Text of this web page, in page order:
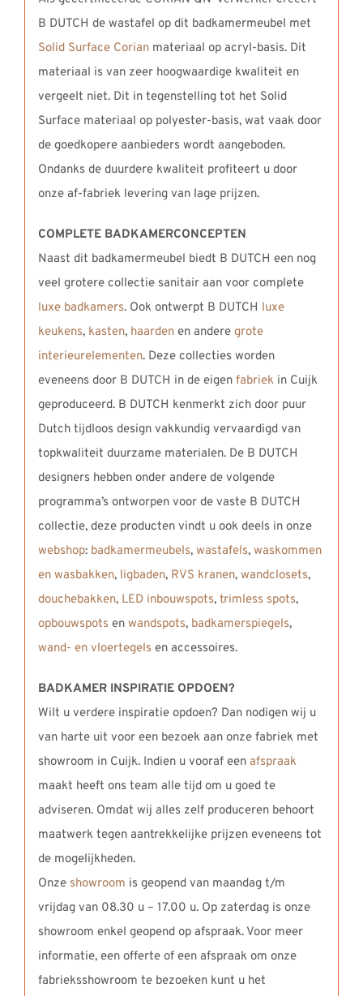
B DUTCH de wastafel op dit badkamermeubel met
Solid Surface Corianmateriaal op acryl-basis. Dit
materiaal is van zeer hoogwaardige kwaliteit en
vergeelt niet. Dit in tegenstelling tot het Solid
Surface materiaal op polyester-basis, wat vaak door
de goedkopere aanbieders wordt aangeboden.
Ondanks de duurdere kwaliteit profiteert u door
onze af-fabriek levering van lage prijzen.
COMPLETE BADKAMERCONCEPTEN
Naast dit badkamermeubel biedt B DUTCH een nog
veel grotere collectie sanitair aan voor complete
luxe badkamers. Ook ontwerpt B DUTCH luxe
keukens, kasten, haardenen andere grote
interieurelementen. Deze collecties worden
eveneens door B DUTCH in de eigen fabriekin Cuijk
geproduceerd. B DUTCH kenmerkt zich door puur
Dutch tijdloos design vakkundig vervaardigd van
topkwaliteit duurzame materialen. De B DUTCH
designers hebben onder andere de volgende
programma’s ontworpen voor de vaste B DUTCH
collectie, deze producten vindt u ook deels in onze
webshop: badkamermeubels, wastafels, waskommen
en wasbakken, ligbaden, RVS kranen, wandclosets,
douchebakken, LED inbouwspots, trimless spots,
opbouwspots en wandspots, badkamerspiegels,
wand- en vloertegels en accessoires.
BADKAMER INSPIRATIE OPDOEN?
Wilt u verdere inspiratie opdoen? Dan nodigen wij u
van harte uit voor een bezoek aan onze fabriek met
showroom in Cuijk. Indien u vooraf een afspraak
maakt heeft ons team alle tijd om u goed te
adviseren. Omdat wij alles zelf produceren behoort
maatwerk tegen aantrekkelijke prijzen eveneens tot
de mogelijkheden.
Onze showroom is geopend van maandag t/m
vrijdag van 08.30 u – 17.00 u. Op zaterdag is onze
showroom enkel geopend op afspraak. Voor meer
informatie, een offerte of een afspraak om onze
fabrieksshowroom te bezoeken kunt u het